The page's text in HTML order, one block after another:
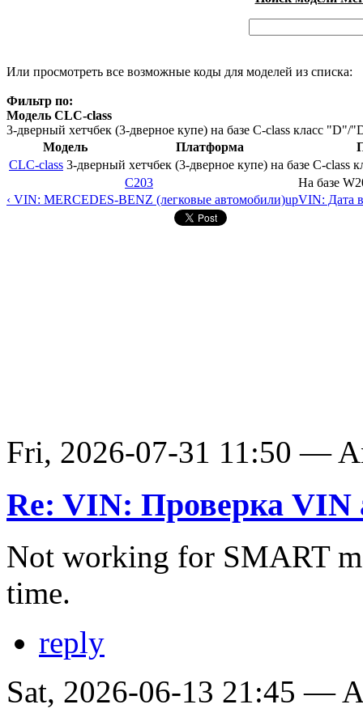
Или просмотреть все возможные коды для моделей из списка:
Фильтр по:
Модель CLC-class
3-дверный хетчбек (3-дверное купе) на базе C-class класс
Модель
Платформа
CLC-class 3-дверный хетчбек (3-дверное купе) на базе C-
C203
На базе
‹ VIN: MERCEDES-BENZ (легковые автомобили)upVIN: Дата
Fri, 2026-07-31 11:50 —
Re: VIN: Проверка VIN
Not working for SMART
time.
reply
Sat, 2026-06-13 21:45 —